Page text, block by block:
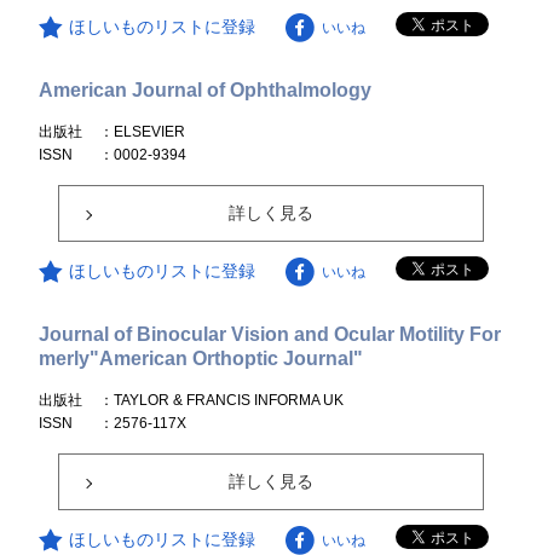
ほしいものリストに登録 いいね
American Journal of Ophthalmology
出版社
：ELSEVIER
ISSN
：0002-9394
詳しく見る
ほしいものリストに登録 いいね
Journal of Binocular Vision and Ocular Motility For
merly"American Orthoptic Journal"
出版社
：TAYLOR & FRANCIS INFORMA UK
ISSN
：2576-117X
詳しく見る
ほしいものリストに登録 いいね